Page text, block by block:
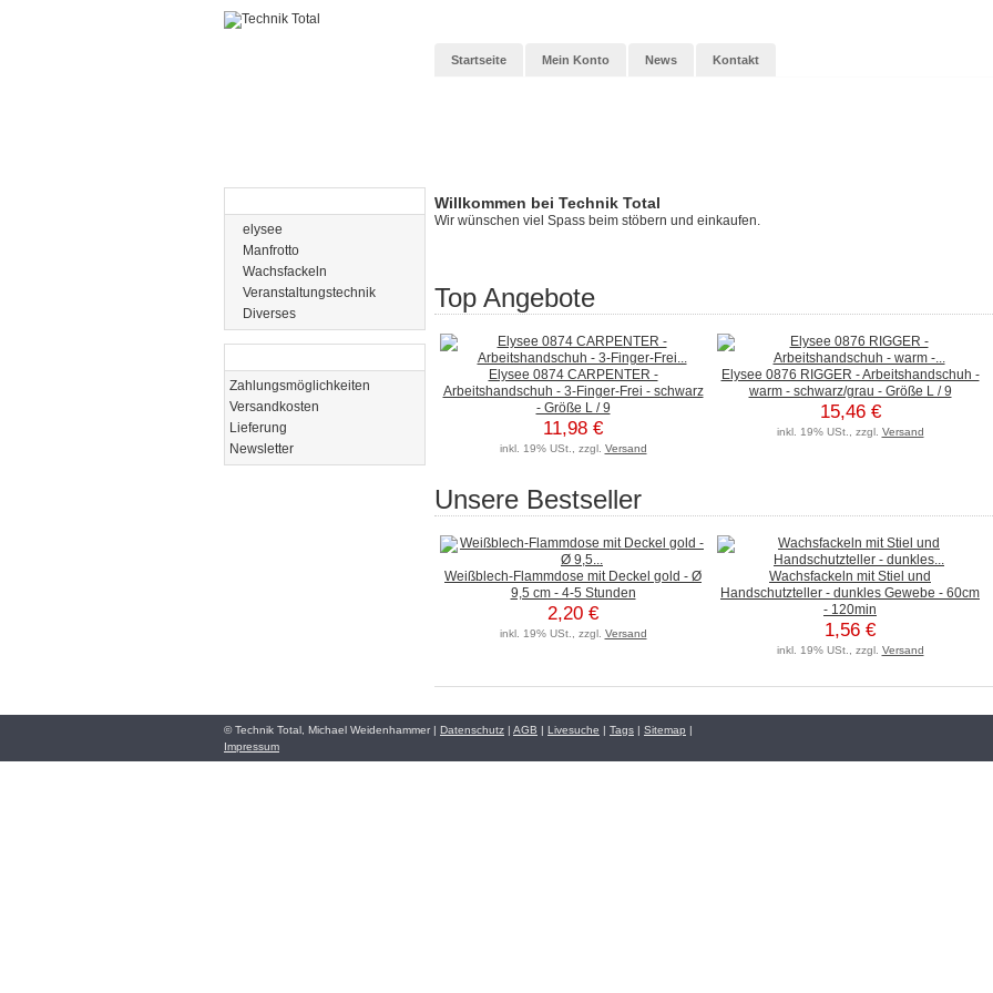
Startseite Mein Konto News Kontakt
Willkommen bei Technik Total
Wir wünschen viel Spass beim stöbern und einkaufen.
Top Angebote
Elysee 0874 CARPENTER -
Arbeitshandschuh - 3-Finger-Frei - schwarz
- Größe L / 9
11,98 €
inkl. 19% USt., zzgl. Versand
Elysee 0876 RIGGER - Arbeitshandschuh -
warm - schwarz/grau - Größe L / 9
15,46 €
inkl. 19% USt., zzgl. Versand
Unsere Bestseller
Weißblech-Flammdose mit Deckel gold - Ø
9,5 cm - 4-5 Stunden
2,20 €
inkl. 19% USt., zzgl. Versand
Wachsfackeln mit Stiel und
Handschutzteller - dunkles Gewebe - 60cm
- 120min
1,56 €
inkl. 19% USt., zzgl. Versand
elysee
Manfrotto
Wachsfackeln
Veranstaltungstechnik
Diverses
Zahlungsmöglichkeiten
Versandkosten
Lieferung
Newsletter
© Technik Total, Michael Weidenhammer | Datenschutz | AGB | Livesuche | Tags | Sitemap |
Impressum